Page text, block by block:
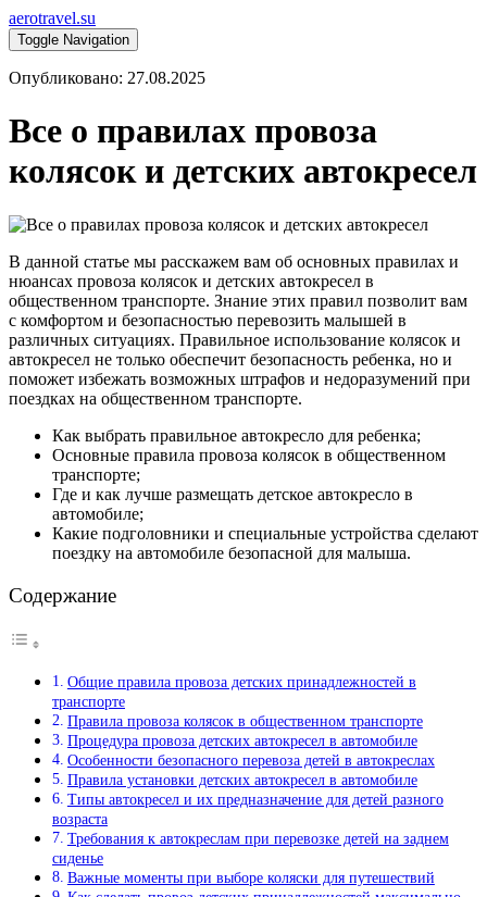
aerotravel.su
Toggle Navigation
Опубликовано: 27.08.2025
Все о правилах провоза
колясок и детских автокресел
В данной статье мы расскажем вам об основных правилах и
нюансах провоза колясок и детских автокресел в
общественном транспорте. Знание этих правил позволит вам
с комфортом и безопасностью перевозить малышей в
различных ситуациях. Правильное использование колясок и
автокресел не только обеспечит безопасность ребенка, но и
поможет избежать возможных штрафов и недоразумений при
поездках на общественном транспорте.
Как выбрать правильное автокресло для ребенка;
Основные правила провоза колясок в общественном
транспорте;
Где и как лучше размещать детское автокресло в
автомобиле;
Какие подголовники и специальные устройства сделают
поездку на автомобиле безопасной для малыша.
Содержание
Общие правила провоза детских принадлежностей в
транспорте
Правила провоза колясок в общественном транспорте
Процедура провоза детских автокресел в автомобиле
Особенности безопасного перевоза детей в автокреслах
Правила установки детских автокресел в автомобиле
Типы автокресел и их предназначение для детей разного
возраста
Требования к автокреслам при перевозке детей на заднем
сиденье
Важные моменты при выборе коляски для путешествий